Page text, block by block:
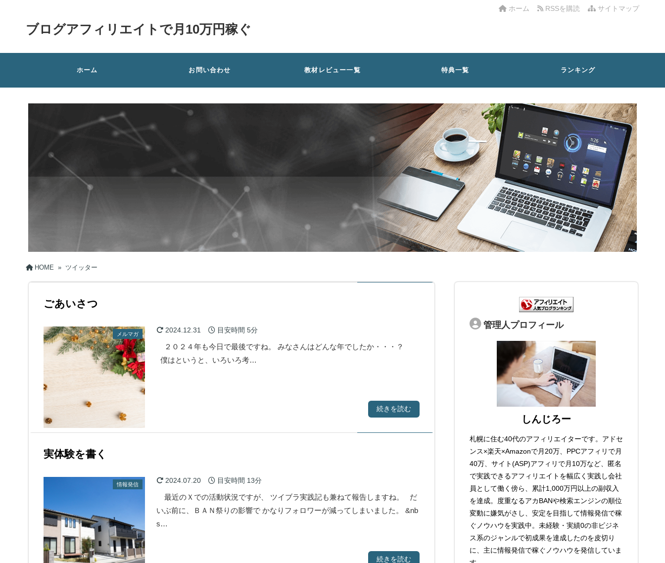
サイトマップ
RSSを購読
ホーム
ブログアフィリエイトで月10万円稼ぐ
ホーム お問い合わせ 教材レビュー一覧 特典一覧 ランキング
HOME » ツイッター
ごあいさつ
メルマガ 2024.12.31 目安時間 5分
２０２４年も今日で最後ですね。 みなさんはどんな年でしたか・・・？
僕はというと、いろいろ考…
続きを読む
実体験を書く
情報発信 2024.07.20 目安時間 13分
最近のＸでの活動状況ですが、 ツイブラ実践記も兼ねて報告しますね。 だ
いぶ前に、ＢＡＮ祭りの影響で かなりフォロワーが減ってしまいました。 &nb
s…
続きを読む
管理人プロフィール
しんじろー
札幌に住む40代のアフィリエイターです。アドセ
ンス×楽天×Amazonで月20万、PPCアフィリで月
40万、サイト(ASP)アフィリで月10万など、匿名
で実践できるアフィリエイトを幅広く実践し会社
員として働く傍ら、累計1,000万円以上の副収入
を達成。度重なるアカBANや検索エンジンの順位
変動に嫌気がさし、安定を目指して情報発信で稼
ぐノウハウを実践中。未経験・実績0の非ビジネ
ス系のジャンルで初成果を達成したのを皮切り
に、主に情報発信で稼ぐノウハウを発信していま